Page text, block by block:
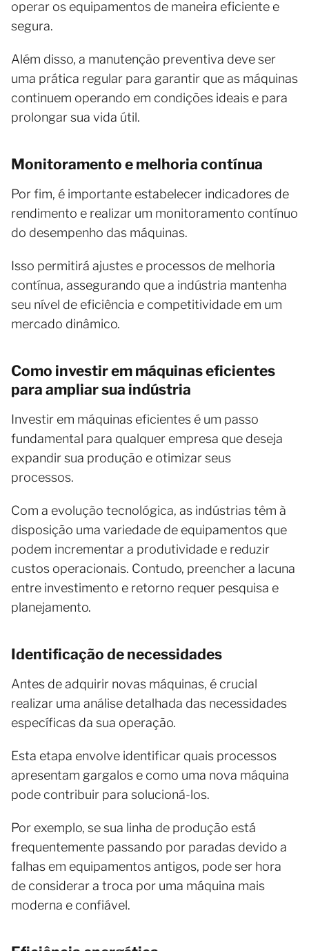
operar os equipamentos de maneira eficiente e
segura.
Além disso, a manutenção preventiva deve ser
uma prática regular para garantir que as máquinas
continuem operando em condições ideais e para
prolongar sua vida útil.
Monitoramento e melhoria contínua
Por fim, é importante estabelecer indicadores de
rendimento e realizar um monitoramento contínuo
do desempenho das máquinas.
Isso permitirá ajustes e processos de melhoria
contínua, assegurando que a indústria mantenha
seu nível de eficiência e competitividade em um
mercado dinâmico.
Como investir em máquinas eficientes
para ampliar sua indústria
Investir em máquinas eficientes é um passo
fundamental para qualquer empresa que deseja
expandir sua produção e otimizar seus
processos.
Com a evolução tecnológica, as indústrias têm à
disposição uma variedade de equipamentos que
podem incrementar a produtividade e reduzir
custos operacionais. Contudo, preencher a lacuna
entre investimento e retorno requer pesquisa e
planejamento.
Identificação de necessidades
Antes de adquirir novas máquinas, é crucial
realizar uma análise detalhada das necessidades
específicas da sua operação.
Esta etapa envolve identificar quais processos
apresentam gargalos e como uma nova máquina
pode contribuir para solucioná-los.
Por exemplo, se sua linha de produção está
frequentemente passando por paradas devido a
falhas em equipamentos antigos, pode ser hora
de considerar a troca por uma máquina mais
moderna e confiável.